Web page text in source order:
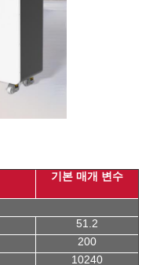
기본 매개 변수
51.2
200
10240